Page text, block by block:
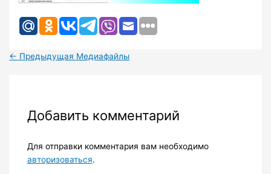
← Предыдущая Медиафайлы
Добавить комментарий
Для отправки комментария вам необходимо
авторизоваться.